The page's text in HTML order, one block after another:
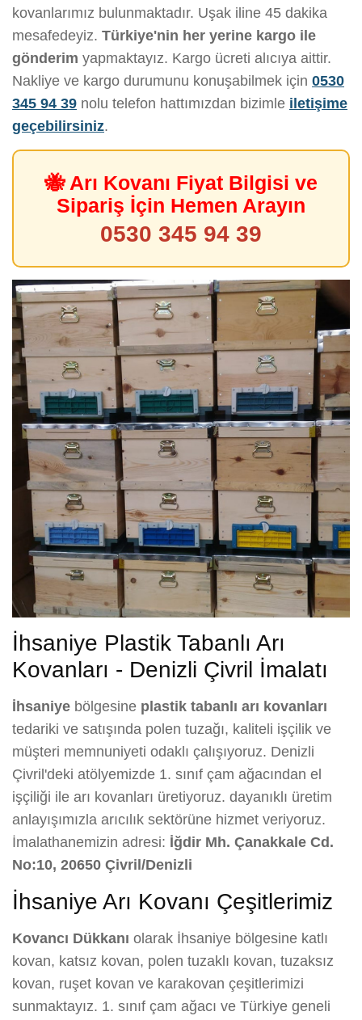
kovanlarımız bulunmaktadır. Uşak iline 45 dakika
mesafedeyiz. Türkiye'nin her yerine kargo ile
gönderim yapmaktayız. Kargo ücreti alıcıya aittir.
Nakliye ve kargo durumunu konuşabilmek için 0530
345 94 39 nolu telefon hattımızdan bizimle iletişime
geçebilirsiniz.
🐝 Arı Kovanı Fiyat Bilgisi ve
Sipariş İçin Hemen Arayın
0530 345 94 39
İhsaniye Plastik Tabanlı Arı
Kovanları - Denizli Çivril İmalatı
İhsaniye bölgesine plastik tabanlı arı kovanları
tedariki ve satışında polen tuzağı, kaliteli işçilik ve
müşteri memnuniyeti odaklı çalışıyoruz. Denizli
Çivril'deki atölyemizde 1. sınıf çam ağacından el
işçiliği ile arı kovanları üretiyoruz. dayanıklı üretim
anlayışımızla arıcılık sektörüne hizmet veriyoruz.
İmalathanemizin adresi: İğdir Mh. Çanakkale Cd.
No:10, 20650 Çivril/Denizli
İhsaniye Arı Kovanı Çeşitlerimiz
Kovancı Dükkanı olarak İhsaniye bölgesine katlı
kovan, katsız kovan, polen tuzaklı kovan, tuzaksız
kovan, ruşet kovan ve karakovan çeşitlerimizi
sunmaktayız. 1. sınıf çam ağacı ve Türkiye geneli